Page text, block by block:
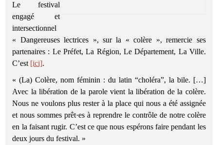
Le festival
engagé et
intersectionnel
« Dangereuses lectrices », sur la « colère », remercie ses
partenaires : Le Préfet, La Région, Le Département, La Ville.
C’est [ici].
« (La) Colère, nom féminin : du latin “choléra”, la bile. […]
Avec la libération de la parole vient la libération de la colère.
Nous ne voulons plus rester à la place qui nous a été assignée
et nous sommes prêt·es à reprendre le contrôle de notre colère
en la faisant rugir. C’est ce que nous espérons faire pendant les
deux jours du festival. »